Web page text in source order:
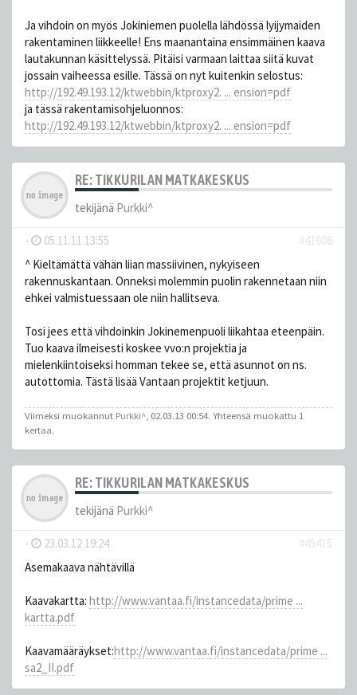
Ja vihdoin on myös Jokiniemen puolella lähdössä lyijymaiden
rakentaminen liikkeelle! Ens maanantaina ensimmäinen kaava
lautakunnan käsittelyssä. Pitäisi varmaan laittaa siitä kuvat
jossain vaiheessa esille. Tässä on nyt kuitenkin selostus:
http://192.49.193.12/ktwebbin/ktproxy2. ... ension=pdf
ja tässä rakentamisohjeluonnos:
http://192.49.193.12/ktwebbin/ktproxy2. ... ension=pdf
RE: TIKKURILAN MATKAKESKUS
tekijänä Purkki^
- 05.11.11 13:55
#41608
^ Kieltämättä vähän liian massiivinen, nykyiseen
rakennuskantaan. Onneksi molemmin puolin rakennetaan niin
ehkei valmistuessaan ole niin hallitseva.
Tosi jees että vihdoinkin Jokinemenpuoli liikahtaa eteenpäin.
Tuo kaava ilmeisesti koskee vvo:n projektia ja
mielenkiintoiseksi homman tekee se, että asunnot on ns.
autottomia. Tästä lisää Vantaan projektit ketjuun.
Viimeksi muokannut Purkki^, 02.03.13 00:54. Yhteensä muokattu 1
kertaa.
RE: TIKKURILAN MATKAKESKUS
tekijänä Purkki^
- 23.03.12 19:24
#45415
Asemakaava nähtävillä
Kaavakartta: http://www.vantaa.fi/instancedata/prime ...
kartta.pdf
Kaavamääräykset:http://www.vantaa.fi/instancedata/prime ...
sa2_II.pdf